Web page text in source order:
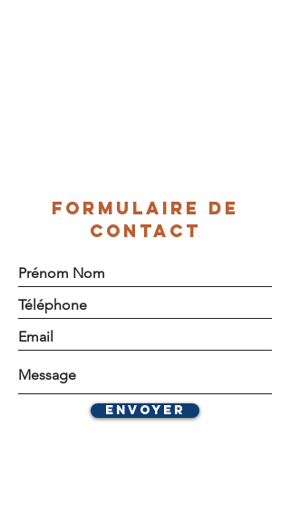
FORMULAIRE DE
CONTACT
Envoyer